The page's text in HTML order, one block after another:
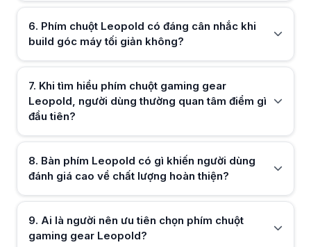
Hữu ích (0)
6. Phím chuột Leopold có đáng cân nhắc khi
build góc máy tối giản không?
Hữu ích (0)
7. Khi tìm hiểu phím chuột gaming gear
Leopold, người dùng thường quan tâm điểm gì
đầu tiên?
8. Bàn phím Leopold có gì khiến người dùng
đánh giá cao về chất lượng hoàn thiện?
9. Ai là người nên ưu tiên chọn phím chuột
gaming gear Leopold?